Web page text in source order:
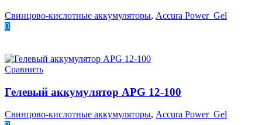
Свинцово-кислотные аккумуляторы, Accura Power Gel
Сравнить
Гелевый аккумулятор APG 12-100
Свинцово-кислотные аккумуляторы, Accura Power Gel